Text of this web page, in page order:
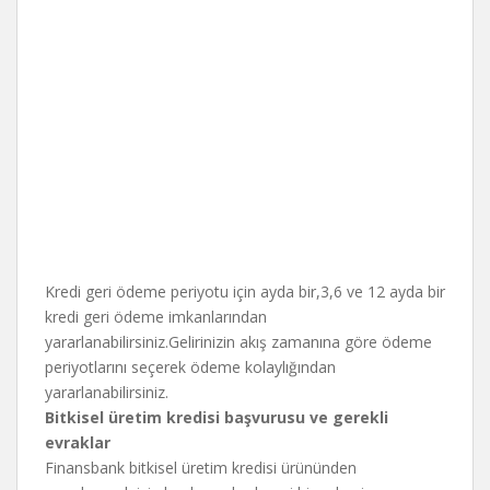
Kredi geri ödeme periyotu için ayda bir,3,6 ve 12 ayda bir
kredi geri ödeme imkanlarından
yararlanabilirsiniz.Gelirinizin akış zamanına göre ödeme
periyotlarını seçerek ödeme kolaylığından
yararlanabilirsiniz.
Bitkisel üretim kredisi başvurusu ve gerekli
evraklar
Finansbank bitkisel üretim kredisi ürününden